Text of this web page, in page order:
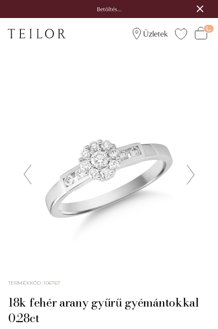
Betöltés...
Üzletek
TERMÉKKÓD:106767
18k fehér arany gyűrű gyémántokkal
0.28ct